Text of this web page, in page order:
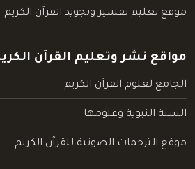
موقع تعليم تفسير وتجويد القرآن الكريم
مواقع نشر وتعليم القرآن
الجامع لعلوم القرآن الكريم
السنة النبوية وعلومها
موقع الترجمات الصوتية للقرآن الكريم